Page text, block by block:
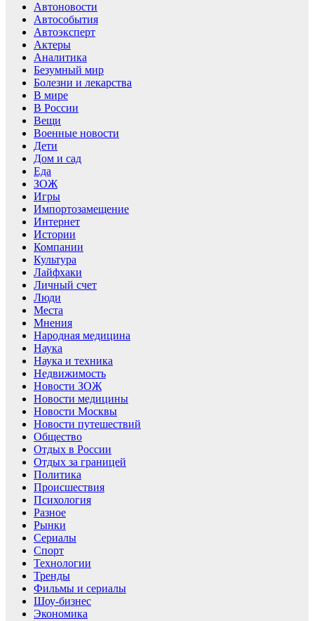
Автоновости
Автособытия
Автоэксперт
Актеры
Аналитика
Безумный мир
Болезни и лекарства
В мире
В России
Вещи
Военные новости
Дети
Дом и сад
Еда
ЗОЖ
Игры
Импортозамещение
Интернет
Истории
Компании
Культура
Лайфхаки
Личный счет
Люди
Места
Мнения
Народная медицина
Наука
Наука и техника
Недвижимость
Новости ЗОЖ
Новости медицины
Новости Москвы
Новости путешествий
Общество
Отдых в России
Отдых за границей
Политика
Происшествия
Психология
Разное
Рынки
Сериалы
Спорт
Технологии
Тренды
Фильмы и сериалы
Шоу-бизнес
Экономика